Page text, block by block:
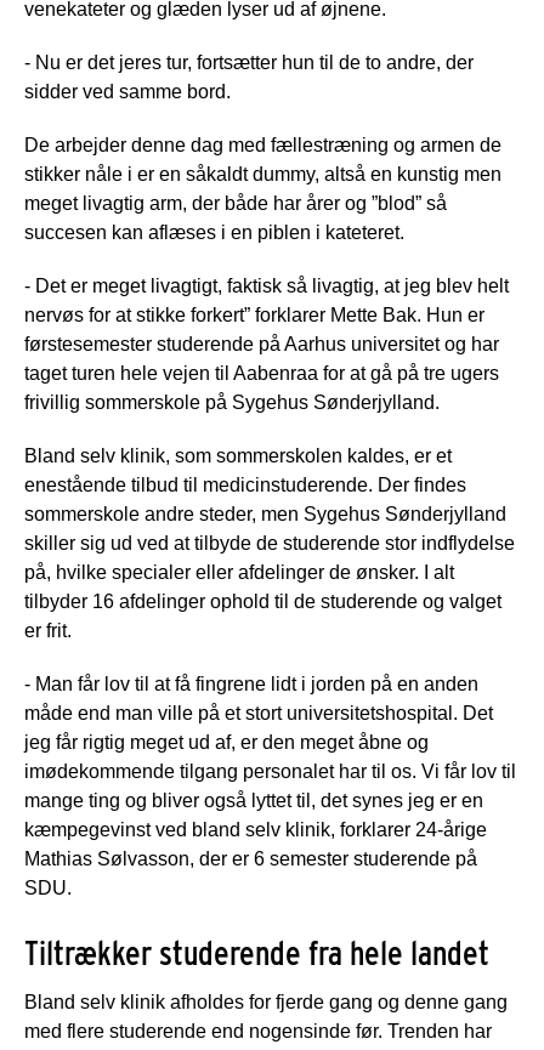
venekateter og glæden lyser ud af øjnene.
- Nu er det jeres tur, fortsætter hun til de to andre, der
sidder ved samme bord.
De arbejder denne dag med fællestræning og armen de
stikker nåle i er en såkaldt dummy, altså en kunstig men
meget livagtig arm, der både har årer og ”blod” så
succesen kan aflæses i en piblen i kateteret.
- Det er meget livagtigt, faktisk så livagtig, at jeg blev helt
nervøs for at stikke forkert” forklarer Mette Bak. Hun er
førstesemester studerende på Aarhus universitet og har
taget turen hele vejen til Aabenraa for at gå på tre ugers
frivillig sommerskole på Sygehus Sønderjylland.
Bland selv klinik, som sommerskolen kaldes, er et
enestående tilbud til medicinstuderende. Der findes
sommerskole andre steder, men Sygehus Sønderjylland
skiller sig ud ved at tilbyde de studerende stor indflydelse
på, hvilke specialer eller afdelinger de ønsker. I alt
tilbyder 16 afdelinger ophold til de studerende og valget
er frit.
- Man får lov til at få fingrene lidt i jorden på en anden
måde end man ville på et stort universitetshospital. Det
jeg får rigtig meget ud af, er den meget åbne og
imødekommende tilgang personalet har til os. Vi får lov til
mange ting og bliver også lyttet til, det synes jeg er en
kæmpegevinst ved bland selv klinik, forklarer 24-årige
Mathias Sølvasson, der er 6 semester studerende på
SDU.
Tiltrækker studerende fra hele landet
Bland selv klinik afholdes for fjerde gang og denne gang
med flere studerende end nogensinde før. Trenden har